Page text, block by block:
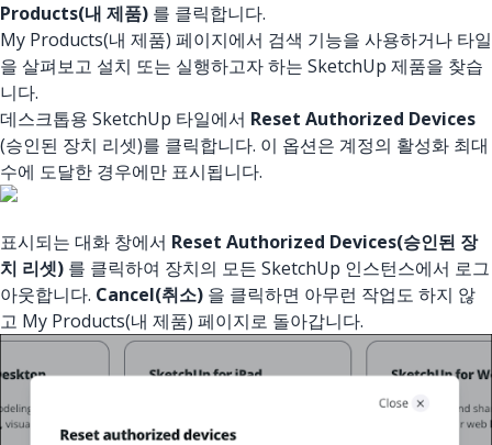
Products(내 제품) 를 클릭합니다.
My Products(내 제품) 페이지에서 검색 기능을 사용하거나 타일
을 살펴보고 설치 또는 실행하고자 하는 SketchUp 제품을 찾습
니다.
데스크톱용 SketchUp 타일에서 Reset Authorized Devices
(승인된 장치 리셋)를 클릭합니다. 이 옵션은 계정의 활성화 최대
수에 도달한 경우에만 표시됩니다.
표시되는 대화 창에서 Reset Authorized Devices(승인된 장
치 리셋) 를 클릭하여 장치의 모든 SketchUp 인스턴스에서 로그
아웃합니다. Cancel(취소) 을 클릭하면 아무런 작업도 하지 않
고 My Products(내 제품) 페이지로 돌아갑니다.